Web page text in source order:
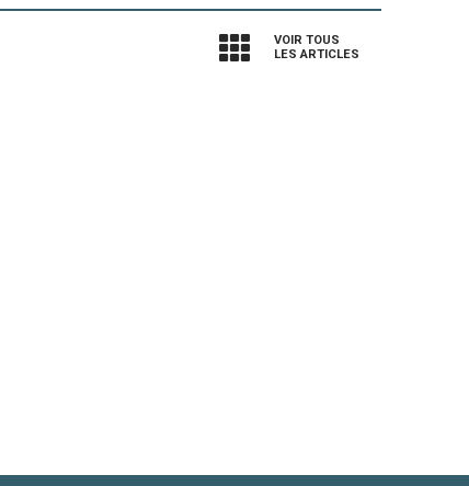
VOIR TOUS
LES ARTICLES